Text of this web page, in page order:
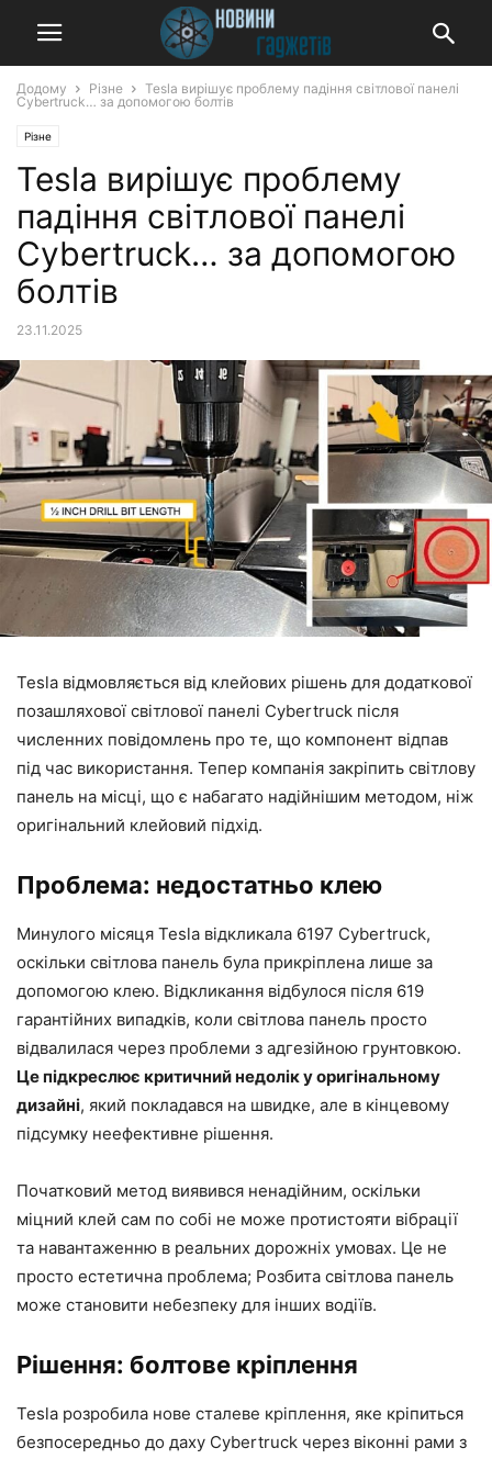
Додому Різне
Tesla вирішує проблему падіння світлової панелі
Cybertruck… за допомогою болтів
Різне
Tesla вирішує проблему
падіння світлової панелі
Cybertruck… за допомогою
болтів
23.11.2025
Tesla відмовляється від клейових рішень для додаткової
позашляхової світлової панелі Cybertruck після
численних повідомлень про те, що компонент відпав
під час використання. Тепер компанія закріпить світлову
панель на місці, що є набагато надійнішим методом, ніж
оригінальний клейовий підхід.
Проблема: недостатньо клею
Минулого місяця Tesla відкликала 6197 Cybertruck,
оскільки світлова панель була прикріплена лише за
допомогою клею. Відкликання відбулося після 619
гарантійних випадків, коли світлова панель просто
відвалилася через проблеми з адгезійною грунтовкою.
Це підкреслює критичний недолік у оригінальному
дизайні, який покладався на швидке, але в кінцевому
підсумку неефективне рішення.
Початковий метод виявився ненадійним, оскільки
міцний клей сам по собі не може протистояти вібрації
та навантаженню в реальних дорожніх умовах. Це не
просто естетична проблема; Розбита світлова панель
може становити небезпеку для інших водіїв.
Рішення: болтове кріплення
Tesla розробила нове сталеве кріплення, яке кріпиться
безпосередньо до даху Cybertruck через віконні рами з